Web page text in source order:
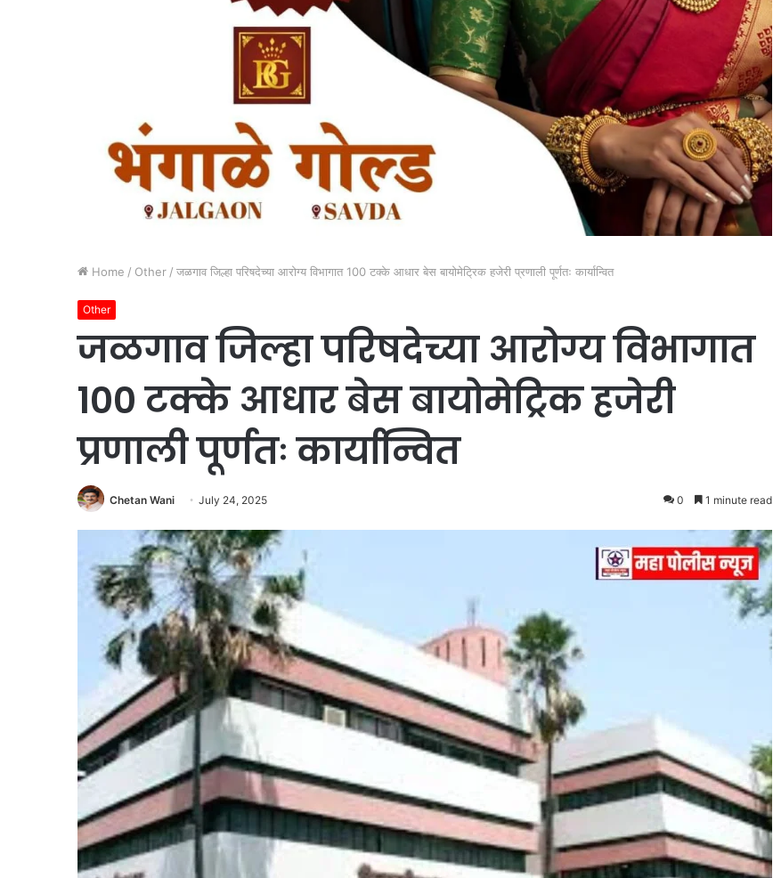
Home / Other / जळगाव जिल्हा परिषदेच्या आरोग्य विभागात 100 टक्के आधार बेस बायोमेट्रिक हजेरी प्रणाली पूर्णतः कार्यान्वित
Other
जळगाव जिल्हा परिषदेच्या आरोग्य विभागात
100 टक्के आधार बेस बायोमेट्रिक हजेरी
प्रणाली पूर्णतः कार्यान्वित
Chetan Wani July 24, 2025 0 1 minute read